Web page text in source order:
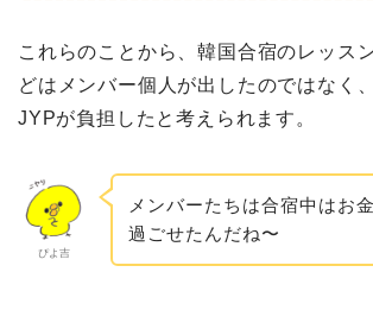
これらのことから、韓国合宿のレッス
どはメンバー個人が出したのではなく
JYPが負担したと考えられます。
ぴよ吉
メンバーたちは合宿中はお
過ごせたんだね〜